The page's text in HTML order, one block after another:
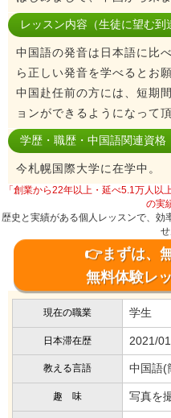
レッスン内容（生徒に望む到
中国語の発音は日本語に比
ら正しい発音を学べるとお
中国赴任前の方には、短期
ョンができるようになって
学歴・職歴・中国語関連資格
今札幌国際大学に在学中。
「創業から22年以上・延べ5.1万人
の実
歴史と実績がある個人レッスンで、効
せ
👉まずは、
無料体験レ
現在の職業 学生
日本滞在歴 2021/01
教える言語 中国語(
趣 味 写真を